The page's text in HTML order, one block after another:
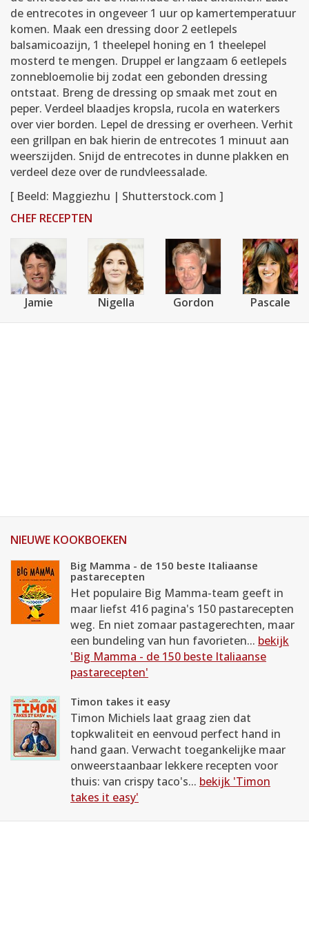
de entrecotes in ongeveer 1 uur op kamertemperatuur
komen. Maak een dressing door 2 eetlepels
balsamicoazijn, 1 theelepel honing en 1 theelepel
mosterd te mengen. Druppel er langzaam 6 eetlepels
zonnebloemolie bij zodat een gebonden dressing
ontstaat. Breng de dressing op smaak met zout en
peper. Verdeel blaadjes kropsla, rucola en waterkers
over vier borden. Lepel de dressing er overheen. Verhit
een grillpan en bak hierin de entrecotes 1 minuut aan
weerszijden. Snijd de entrecotes in dunne plakken en
verdeel deze over de rundvleessalade.
[ Beeld: Maggiezhu | Shutterstock.com ]
CHEF RECEPTEN
Jamie Nigella Gordon Pascale
NIEUWE KOOKBOEKEN
Big Mamma - de 150 beste Italiaanse
pastarecepten
Het populaire Big Mamma-team geeft in
maar liefst 416 pagina's 150 pastarecepten
weg. En niet zomaar pastagerechten, maar
een bundeling van hun favorieten... bekijk
'Big Mamma - de 150 beste Italiaanse
pastarecepten'
Timon takes it easy
Timon Michiels laat graag zien dat
topkwaliteit en eenvoud perfect hand in
hand gaan. Verwacht toegankelijke maar
onweerstaanbaar lekkere recepten voor
thuis: van crispy taco's... bekijk 'Timon
takes it easy'